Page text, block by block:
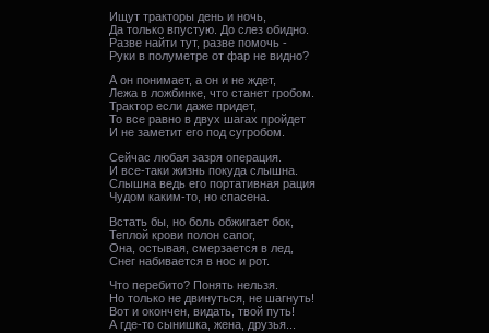
Ищут тракторы день и ночь,
Да только впустую. До слез обидно.
Разве найти тут, разве помочь -
Руки в полуметре от фар не видно?
А он понимает, а он и не ждет,
Лежа в ложбинке, что станет гробом.
Трактор если даже придет,
То все равно в двух шагах пройдет
И не заметит его под сугробом.
Сейчас любая зазря операция.
И все-таки жизнь покуда слышна.
Слышна ведь его портативная рация
Чудом каким-то, но спасена.
Встать бы, но боль обжигает бок,
Теплой крови полон сапог,
Она, остывая, смерзается в лед,
Снег набивается в нос и рот.
Что перебито? Понять нельзя.
Но только не двинуться, не шагнуть!
Вот и окончен, видать, твой путь!
А где-то сынишка, жена, друзья...